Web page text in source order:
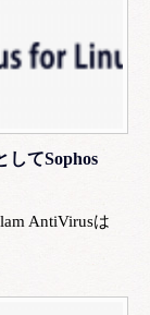
してSophos
AntiVirusは